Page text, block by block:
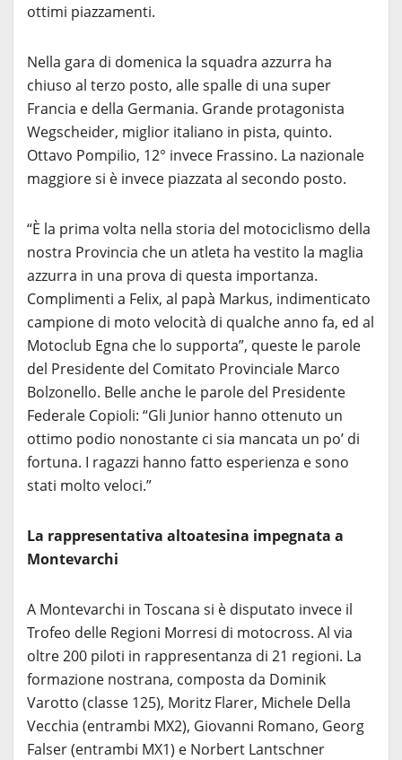
ottimi piazzamenti.
Nella gara di domenica la squadra azzurra ha
chiuso al terzo posto, alle spalle di una super
Francia e della Germania. Grande protagonista
Wegscheider, miglior italiano in pista, quinto.
Ottavo Pompilio, 12° invece Frassino. La nazionale
maggiore si è invece piazzata al secondo posto.
“È la prima volta nella storia del motociclismo della
nostra Provincia che un atleta ha vestito la maglia
azzurra in una prova di questa importanza.
Complimenti a Felix, al papà Markus, indimenticato
campione di moto velocità di qualche anno fa, ed al
Motoclub Egna che lo supporta”, queste le parole
del Presidente del Comitato Provinciale Marco
Bolzonello. Belle anche le parole del Presidente
Federale Copioli: “Gli Junior hanno ottenuto un
ottimo podio nonostante ci sia mancata un po’ di
fortuna. I ragazzi hanno fatto esperienza e sono
stati molto veloci.”
La rappresentativa altoatesina impegnata a
Montevarchi
A Montevarchi in Toscana si è disputato invece il
Trofeo delle Regioni Morresi di motocross. Al via
oltre 200 piloti in rappresentanza di 21 regioni. La
formazione nostrana, composta da Dominik
Varotto (classe 125), Moritz Flarer, Michele Della
Vecchia (entrambi MX2), Giovanni Romano, Georg
Falser (entrambi MX1) e Norbert Lantschner